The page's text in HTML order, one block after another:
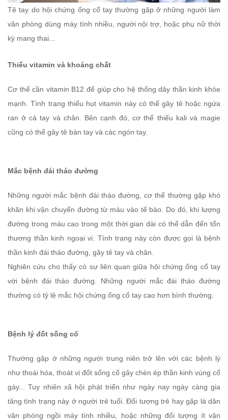
Tê tay do hội chứng ống cổ tay thường gặp ở những người làm
văn phòng dùng máy tính nhiều, người nội trợ, hoặc phụ nữ thời
kỳ mang thai...
Thiếu vitamin và khoáng chất
Cơ thể cần vitamin B12 để giúp cho hệ thống dây thần kinh khỏe
mạnh. Tình trạng thiếu hụt vitamin này có thể gây tê hoặc ngứa
ran ở cả tay và chân. Bên cạnh đó, cơ thể thiếu kali và magie
cũng có thể gây tê bàn tay và các ngón tay.
Mắc bệnh đái tháo đường
Những người mắc bệnh đái tháo đường, cơ thể thường gặp khó
khăn khi vận chuyển đường từ máu vào tế bào. Do đó, khi lượng
đường trong máu cao trong một thời gian dài có thể dẫn đến tổn
thương thần kinh ngoại vi. Tình trạng này còn được gọi là bệnh
thần kinh đái tháo đường, gây tê tay và chân.
Nghiên cứu cho thấy có sự liên quan giữa hội chứng ống cổ tay
với bệnh đái tháo đường. Những người mắc đái tháo đường
thường có tỷ lệ mắc hội chứng ống cổ tay cao hơn bình thường.
Bệnh lý đốt sống cổ
Thường gặp ở những người trung niên trở lên với các bệnh lý
như thoái hóa, thoát vị đốt sống cổ gây chèn ép thần kinh vùng cổ
gáy... Tuy nhiên xã hội phát triển như ngày nay ngày càng gia
tăng tình trạng này ở người trẻ tuổi. Đối tượng trẻ hay gặp là dân
văn phòng ngồi máy tính nhiều, hoặc những đối tượng ít vận